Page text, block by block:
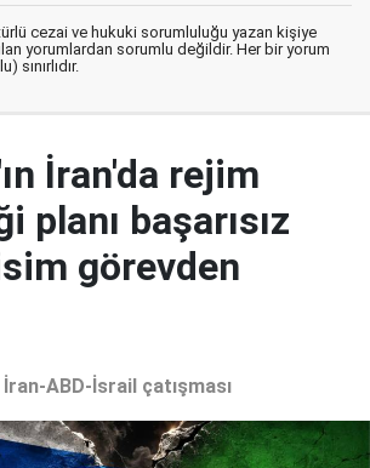
türlü cezai ve hukuki sorumluluğu yazan kişiye
yorumlardan sorumlu değildir. Her bir yorum
sınırlıdır.
İran'da rejim
planı başarısız
görevden
İran-ABD-İsrail çatışması